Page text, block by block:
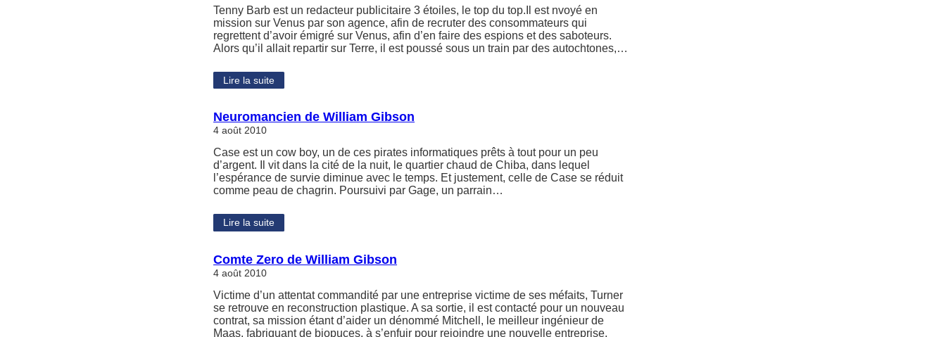
Tenny Barb est un redacteur publicitaire 3 étoiles, le top du top.Il est nvoyé en
mission sur Venus par son agence, afin de recruter des consommateurs qui
regrettent d’avoir émigré sur Venus, afin d’en faire des espions et des saboteurs.
Alors qu’il allait repartir sur Terre, il est poussé sous un train par des autochtones,…
Lire la suite
Neuromancien de William Gibson
4 août 2010
Case est un cow boy, un de ces pirates informatiques prêts à tout pour un peu
d’argent. Il vit dans la cité de la nuit, le quartier chaud de Chiba, dans lequel
l’espérance de survie diminue avec le temps. Et justement, celle de Case se réduit
comme peau de chagrin. Poursuivi par Gage, un parrain…
Lire la suite
Comte Zero de William Gibson
4 août 2010
Victime d’un attentat commandité par une entreprise victime de ses méfaits, Turner
se retrouve en reconstruction plastique. A sa sortie, il est contacté pour un nouveau
contrat, sa mission étant d’aider un dénommé Mitchell, le meilleur ingénieur de
Maas, fabriquant de biopuces, à s’enfuir pour rejoindre une nouvelle entreprise.